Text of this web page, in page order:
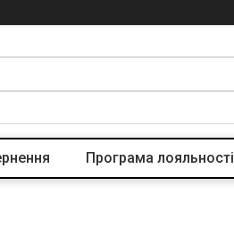
Програма лояльності